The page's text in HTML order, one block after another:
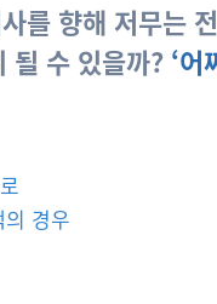
를 향해 저무는
될 수 있을까? ‘어
경우